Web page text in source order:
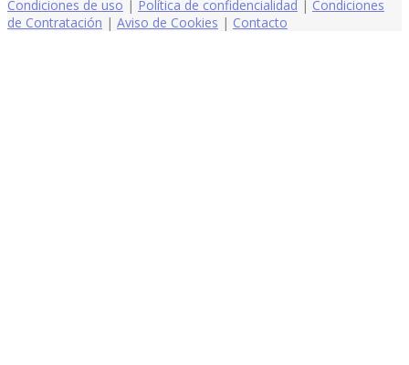
Condiciones de uso | Política de confidencialidad | Condiciones
de Contratación | Aviso de Cookies | Contacto